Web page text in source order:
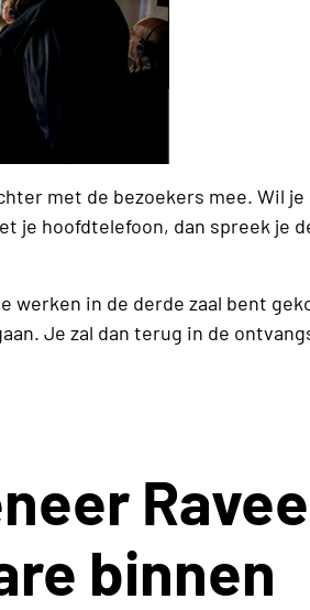
met de bezoekers mee. Wil
je hoofdtelefoon, dan spreek je
werken in de derde zaal bent
Je zal dan terug in de
binnen